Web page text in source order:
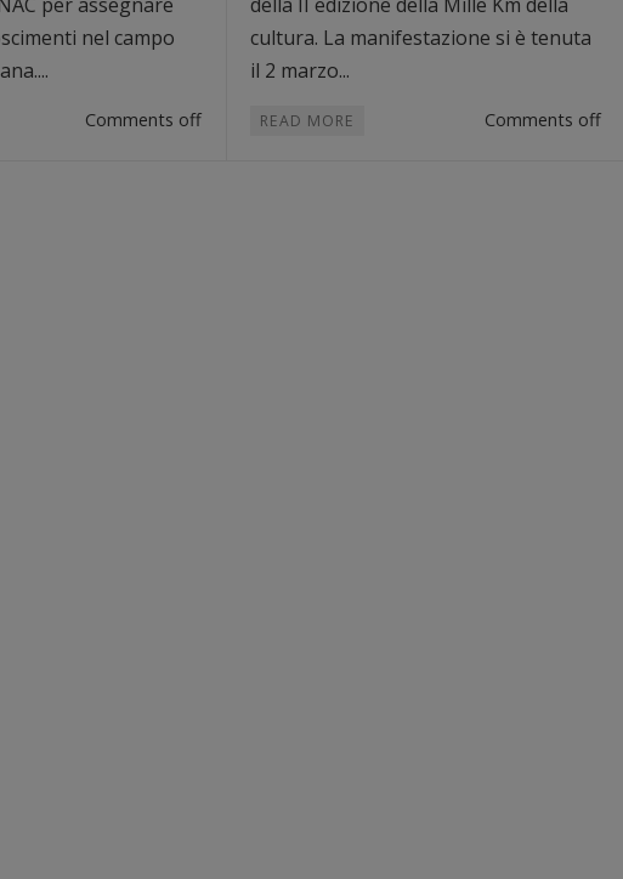
nel campo
Comments off
cultura. La manifestazione si è tenuta
il 2 marzo...
READ MORE Comments off